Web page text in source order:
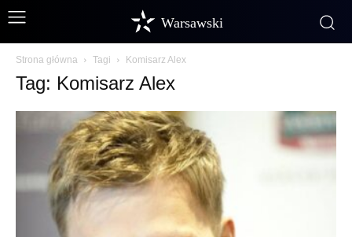
Warsawski
Strona główna Tagi Komisarz Alex
Tag: Komisarz Alex